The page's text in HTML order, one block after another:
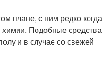
плане, с ним редко когда
Подобные средства
и в случае со свежей